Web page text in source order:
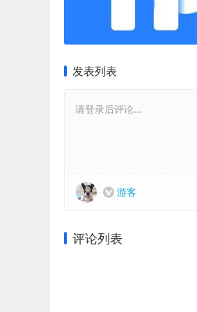
发表列表
请登录后评论...
游客
评论列表